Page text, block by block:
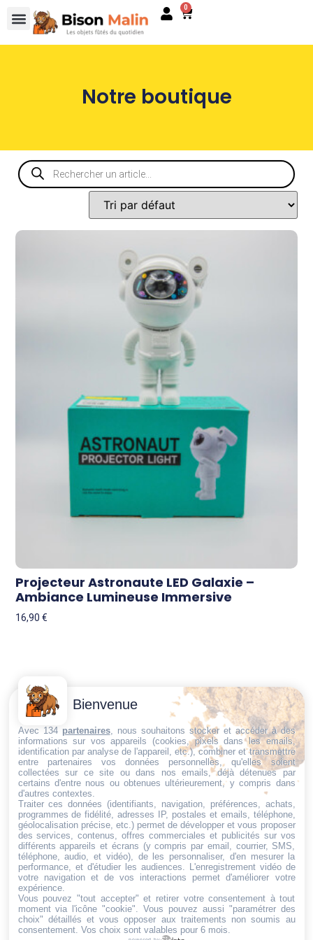
0
Notre boutique
Projecteur Astronaute LED Galaxie –
Ambiance Lumineuse Immersive
16,90€
Trouvez ce qu'il vous faut,
au bon endroit
Conditions
générales
de vente
Politique de
cookies
Politique de
confidentialité
Mentions
légales
Conditions de
retour et de
remboursement
Droit de
rétractation
Contactez-
Nous
Email:
dt@sasbms.fr
Bienvenue
Avec 134 partenaires, nous souhaitons stocker et accéder à des
informations sur vos appareils (cookies, pixels dans les emails,
identification par analyse de l'appareil, etc.), combiner et transmettre
entre partenaires vos données personnelles, qu'elles soient
collectées sur ce site ou dans nos emails, déjà détenues par
certains d'entre nous ou obtenues ultérieurement, y compris dans
d'autres contextes.
Traiter ces données (identifiants, navigation, préférences, achats,
programmes de fidélité, adresses IP, postales et emails, téléphone,
géolocalisation précise, etc.) permet de développer et vous proposer
des services, contenus, offres commerciales et publicités sur vos
différents appareils et écrans (y compris par email, courrier, SMS,
téléphone, audio, et vidéo), de les personnaliser, d'en mesurer la
performance, et d'étudier les audiences. L'enregistrement vidéo de
votre navigation et de vos interactions permet d'améliorer votre
expérience.
Vous pouvez "tout accepter" et retirer votre consentement à tout
moment via l'icône "cookie" . Vous pouvez aussi "paramétrer des
choix" détaillés et vous opposer aux traitements non soumis au
consentement. Vos choix sont valables pour 6 mois.